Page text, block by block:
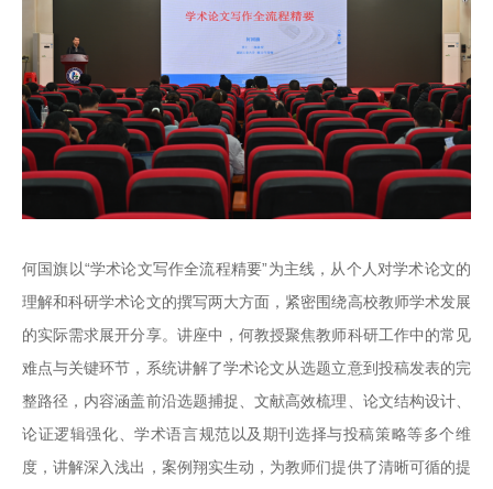
何国旗以“学术论文写作全流程精要”为主线，从个人对学术论文的
理解和科研学术论文的撰写两大方面，紧密围绕高校教师学术发展
的实际需求展开分享。讲座中，何教授聚焦教师科研工作中的常见
难点与关键环节，系统讲解了学术论文从选题立意到投稿发表的完
整路径，内容涵盖前沿选题捕捉、文献高效梳理、论文结构设计、
论证逻辑强化、学术语言规范以及期刊选择与投稿策略等多个维
度，讲解深入浅出，案例翔实生动，为教师们提供了清晰可循的提